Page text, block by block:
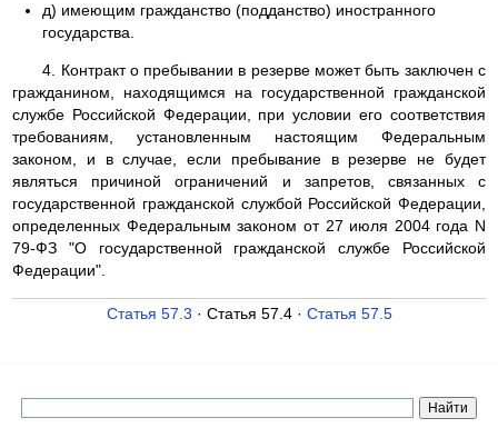
д) имеющим гражданство (подданство) иностранного
государства.
4. Контракт о пребывании в резерве может быть заключен с
гражданином, находящимся на государственной гражданской
службе Российской Федерации, при условии его соответствия
требованиям, установленным настоящим Федеральным
законом, и в случае, если пребывание в резерве не будет
являться причиной ограничений и запретов, связанных с
государственной гражданской службой Российской Федерации,
определенных Федеральным законом от 27 июля 2004 года N
79-ФЗ "О государственной гражданской службе Российской
Федерации".
Статья 57.3 · Статья 57.4 · Статья 57.5